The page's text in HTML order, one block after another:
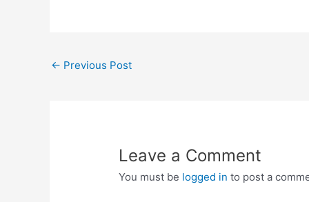
Post
← Previous Post
Leave a Comment
You must be logged in to post a